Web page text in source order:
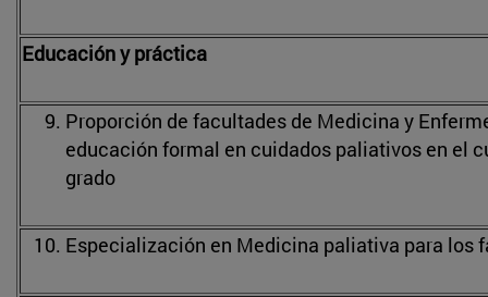
Educación y práctica
Proporción de facultades de Medicina y
educación formal en cuidados paliativos en el
grado
Especialización en Medicina paliativa para los